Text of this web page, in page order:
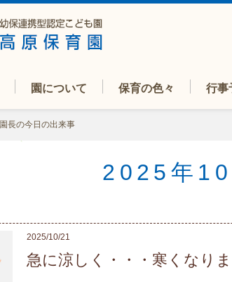
園について 保育の色々 行事
園長の今日の出来事
2025年10
2025/10/21
急に涼しく・・・寒くなり